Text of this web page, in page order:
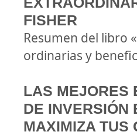
FISHER
Resumen del libro
ordinarias y
LAS MEJORES
DE INVERSIÓN
MAXIMIZA TUS